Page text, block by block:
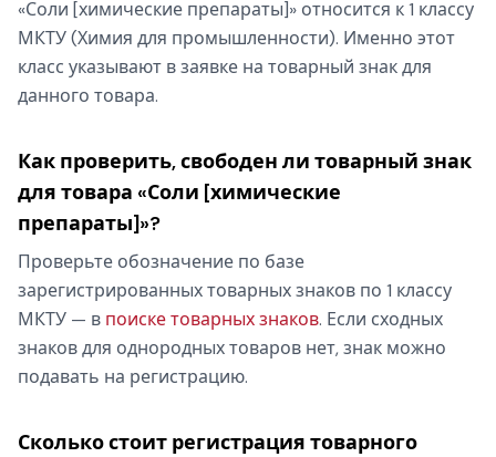
«Соли [химические препараты]» относится к 1 классу
МКТУ (Химия для промышленности). Именно этот
класс указывают в заявке на товарный знак для
данного товара.
Как проверить, свободен ли товарный знак
для товара «Соли [химические
препараты]»?
Проверьте обозначение по базе
зарегистрированных товарных знаков по 1 классу
МКТУ — в поиске товарных знаков. Если сходных
знаков для однородных товаров нет, знак можно
подавать на регистрацию.
Сколько стоит регистрация товарного